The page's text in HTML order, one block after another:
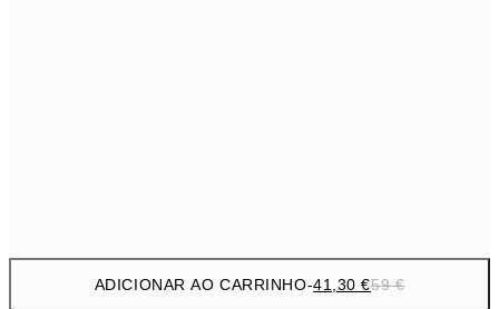
ADICIONAR AO CARRINHO-41,30 €59 €